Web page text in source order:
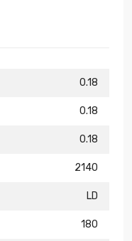
0.18
0.18
0.18
2140
LD
180